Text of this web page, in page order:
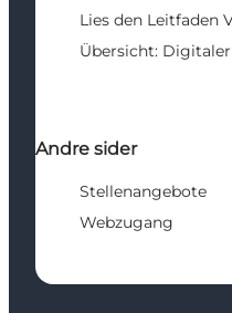
Lies den Leitfaden
Übersicht:
Andre sider
Stellenangebote
Webzugang